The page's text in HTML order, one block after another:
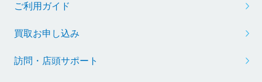
ご利用ガイド
買取お申し込み
訪問・店頭サポート